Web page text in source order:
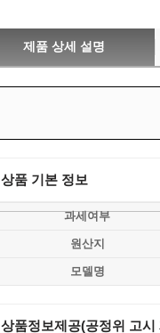
제품 상세 설명
상품 기본 정보
과세여부
원산지
모델명
상품정보제공(공정위 고시